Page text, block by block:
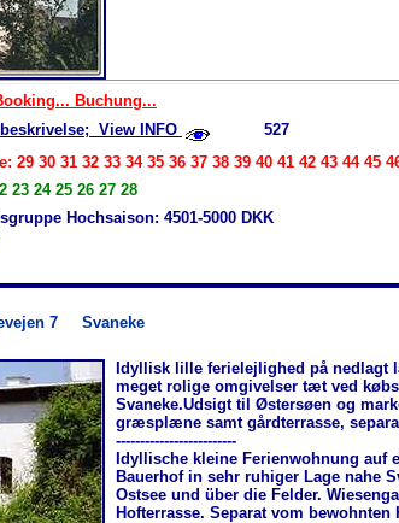
Buchung...
View INFO
527
29 30 31 32 33 34 35 36 37 38 39 40 41 42 43 44 45
24 25 26 27 28
Hochsaison: 4501-5000 DKK
7 Svaneke
Idyllisk lille ferielejlighed på nedlagt
meget rolige omgivelser tæt ved
Svaneke.Udsigt til Østersøen og
græsplæne samt gårdterrasse,
-------------------------
Idyllische kleine Ferienwohnung auf
Bauerhof in sehr ruhiger Lage nahe
Ostsee und über die Felder.
Hofterrasse. Separat vom bewohnten